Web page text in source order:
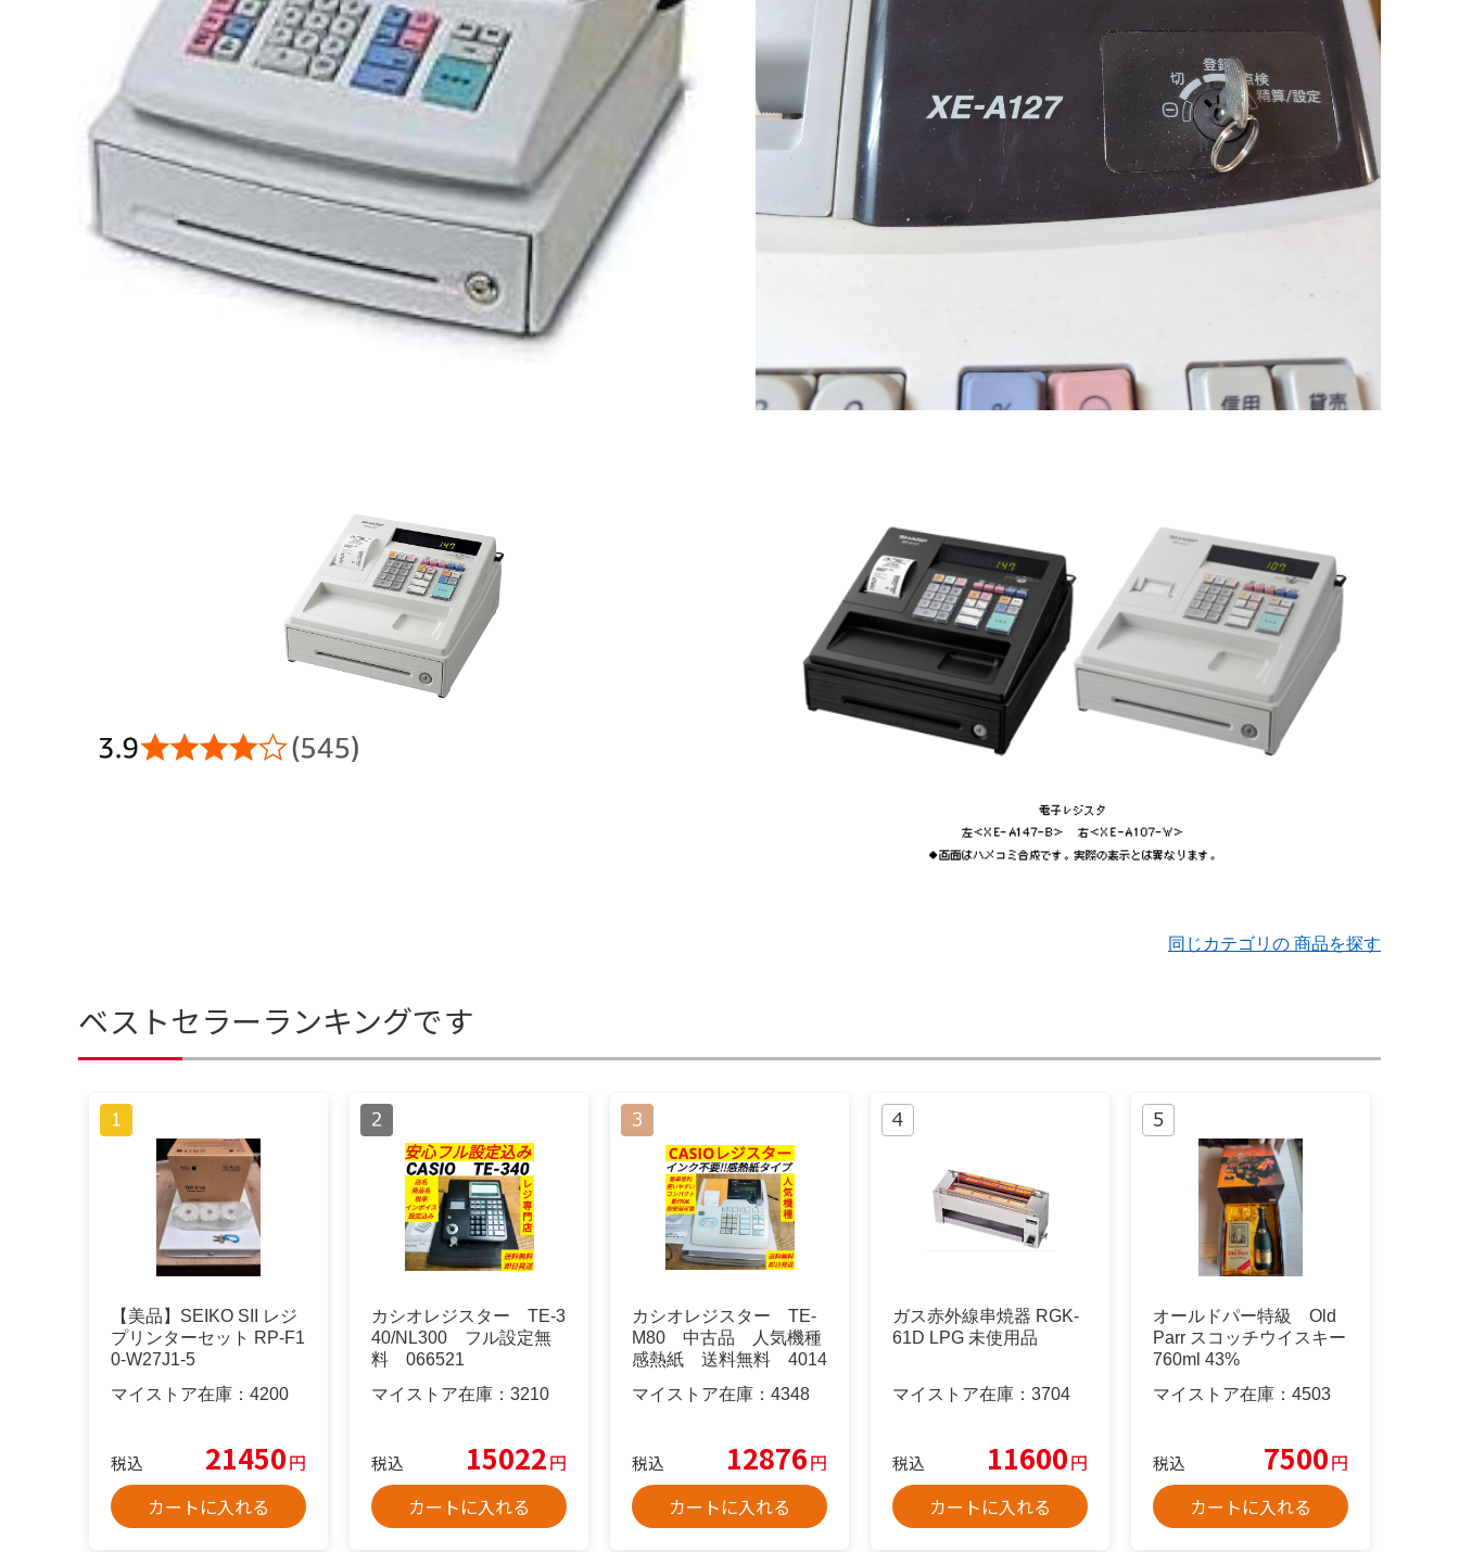
同じカテゴリの 商品を探す
ベストセラーランキングです
【美品】SEIKO SII レジ
プリンターセット RP-F1
0-W27J1-5
マイストア在庫： 4200
税込 21450円
カートに入れる
カシオレジスター TE-3
40/NL300 フル設定無
料 066521
マイストア在庫： 3210
税込 15022円
カートに入れる
カシオレジスター TE-
M80 中古品 人気機種
感熱紙 送料無料 4014
マイストア在庫： 4348
税込 12876円
カートに入れる
ガス赤外線串焼器 RGK-
61D LPG 未使用品
マイストア在庫： 3704
税込 11600円
カートに入れる
オールドパー特級 Old
Parr スコッチウイスキー
760ml 43%
マイストア在庫： 4503
税込 7500円
カートに入れる